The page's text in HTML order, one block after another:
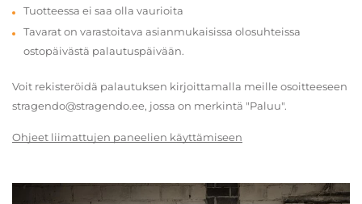
Tuotteessa ei saa olla vaurioita
Tavarat on varastoitava asianmukaisissa olosuhteissa
ostopäivästä palautuspäivään.
Voit rekisteröidä palautuksen kirjoittamalla meille osoitteeseen
stragendo@stragendo.ee, jossa on merkintä "Paluu".
Ohjeet liimattujen paneelien käyttämiseen